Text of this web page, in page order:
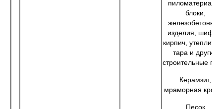
пиломатериалы,
блоки,
изделия,
кирпич,
тара и другие
строительные
Керамзит,
мраморная
Песок